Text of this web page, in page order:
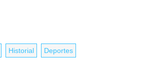
Historial Deportes